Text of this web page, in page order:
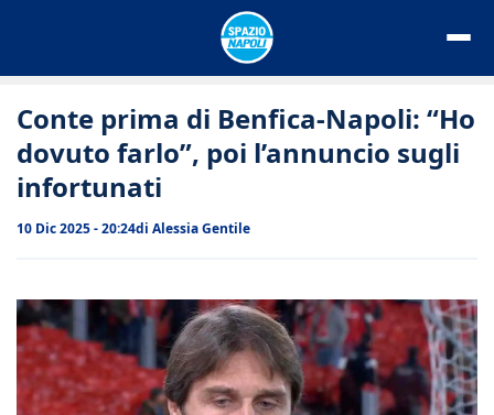
Conte prima di Benfica-Napoli: “Ho
dovuto farlo”, poi l’annuncio sugli
infortunati
10 Dic 2025 - 20:24di Alessia Gentile